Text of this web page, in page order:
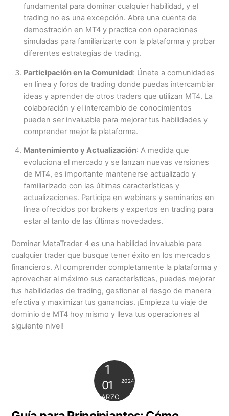
fundamental para dominar cualquier habilidad, y el
trading no es una excepción. Abre una cuenta de
demostración en MT4 y practica con operaciones
simuladas para familiarizarte con la plataforma y probar
diferentes estrategias de trading.
Participación en la Comunidad: Únete a comunidades
en línea y foros de trading donde puedas intercambiar
ideas y aprender de otros traders que utilizan MT4. La
colaboración y el intercambio de conocimientos
pueden ser invaluable para mejorar tus habilidades y
comprender mejor la plataforma.
Mantenimiento y Actualización: A medida que
evoluciona el mercado y se lanzan nuevas versiones
de MT4, es importante mantenerse actualizado y
familiarizado con las últimas características y
actualizaciones. Participa en webinars y seminarios en
línea ofrecidos por brokers y expertos en trading para
estar al tanto de las últimas novedades.
Dominar MetaTrader 4 es una habilidad invaluable para
cualquier trader que busque tener éxito en los mercados
financieros. Al comprender completamente la plataforma y
aprovechar al máximo sus características, puedes mejorar
tus habilidades de trading, gestionar el riesgo de manera
efectiva y maximizar tus ganancias. ¡Empieza tu viaje de
dominio de MT4 hoy mismo y lleva tus operaciones al
siguiente nivel!
1
01
MARZO
2024